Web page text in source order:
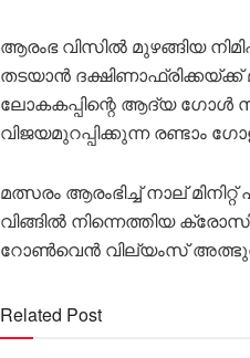
ആരംഭ വിസിൽ മുഴങ്ങിയ
തടയാൻ ദക്ഷിണാഫ്രിക്കയ്ക്ക്
ലോകകപ്പിന്റെ ആദ്യ ഗോൾ
വിജയമുറപ്പിക്കുന്ന രണ്ടാം
മത്സരം ആരംഭിച്ച് നാല്
വിങ്ങിൽ നിന്നെത്തിയ
റോൺവെൻ വില്യംസ്
Related Post